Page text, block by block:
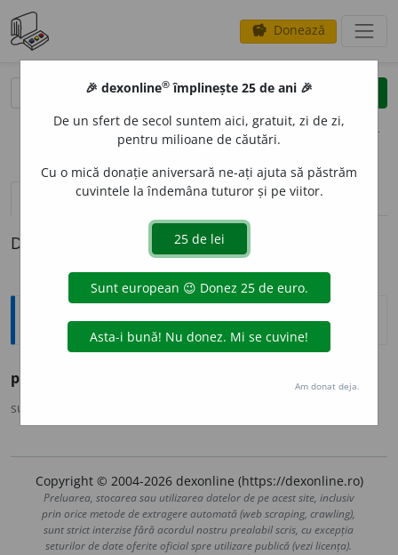
savings Donează
clear
opțiuni
definiții (1) pronunțievolume_up (50)
Definiția cu ID-ul 274134:
Ortografice DOOM
pretut
sursa:
Copyright © 2004-2026 dexonline (https://dexonline.ro)
Preluarea, stocarea sau utilizarea datelor de pe acest site, inclusiv
prin orice metode de extragere automată (web scraping, crawling),
sunt strict interzise fără acordul nostru prealabil scris, cu excepția
seturilor de date oferite oficial spre utilizare publică (vezi licența).
🎉 dexonline® împlinește 25 de ani 🎉
De un sfert de secol suntem aici, gratuit, zi de zi,
pentru milioane de căutări.
Cu o mică donație aniversară ne-ați ajuta să păstrăm
cuvintele la îndemâna tuturor și pe viitor.
Am donat deja.